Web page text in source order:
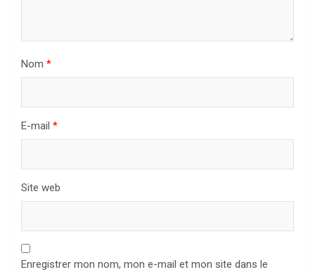
Nom *
E-mail *
Site web
Enregistrer mon nom, mon e-mail et mon site dans le